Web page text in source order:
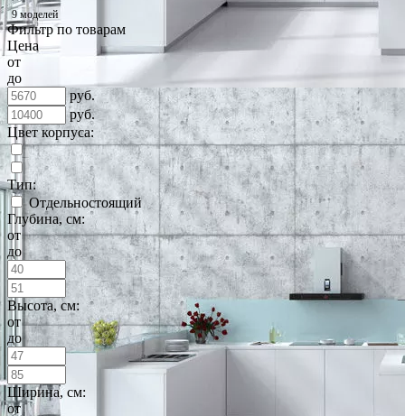
9 моделей
Фильтр по товарам
Цена
от
до
руб.
руб.
Цвет корпуса:
Тип:
Отдельностоящий
Глубина, см:
от
до
Высота, см:
от
до
Ширина, см:
от